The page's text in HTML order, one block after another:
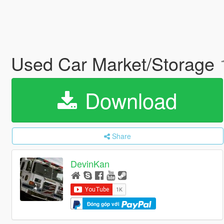
Used Car Market/Storage
Download
Share
DevinKan
Đóng góp với